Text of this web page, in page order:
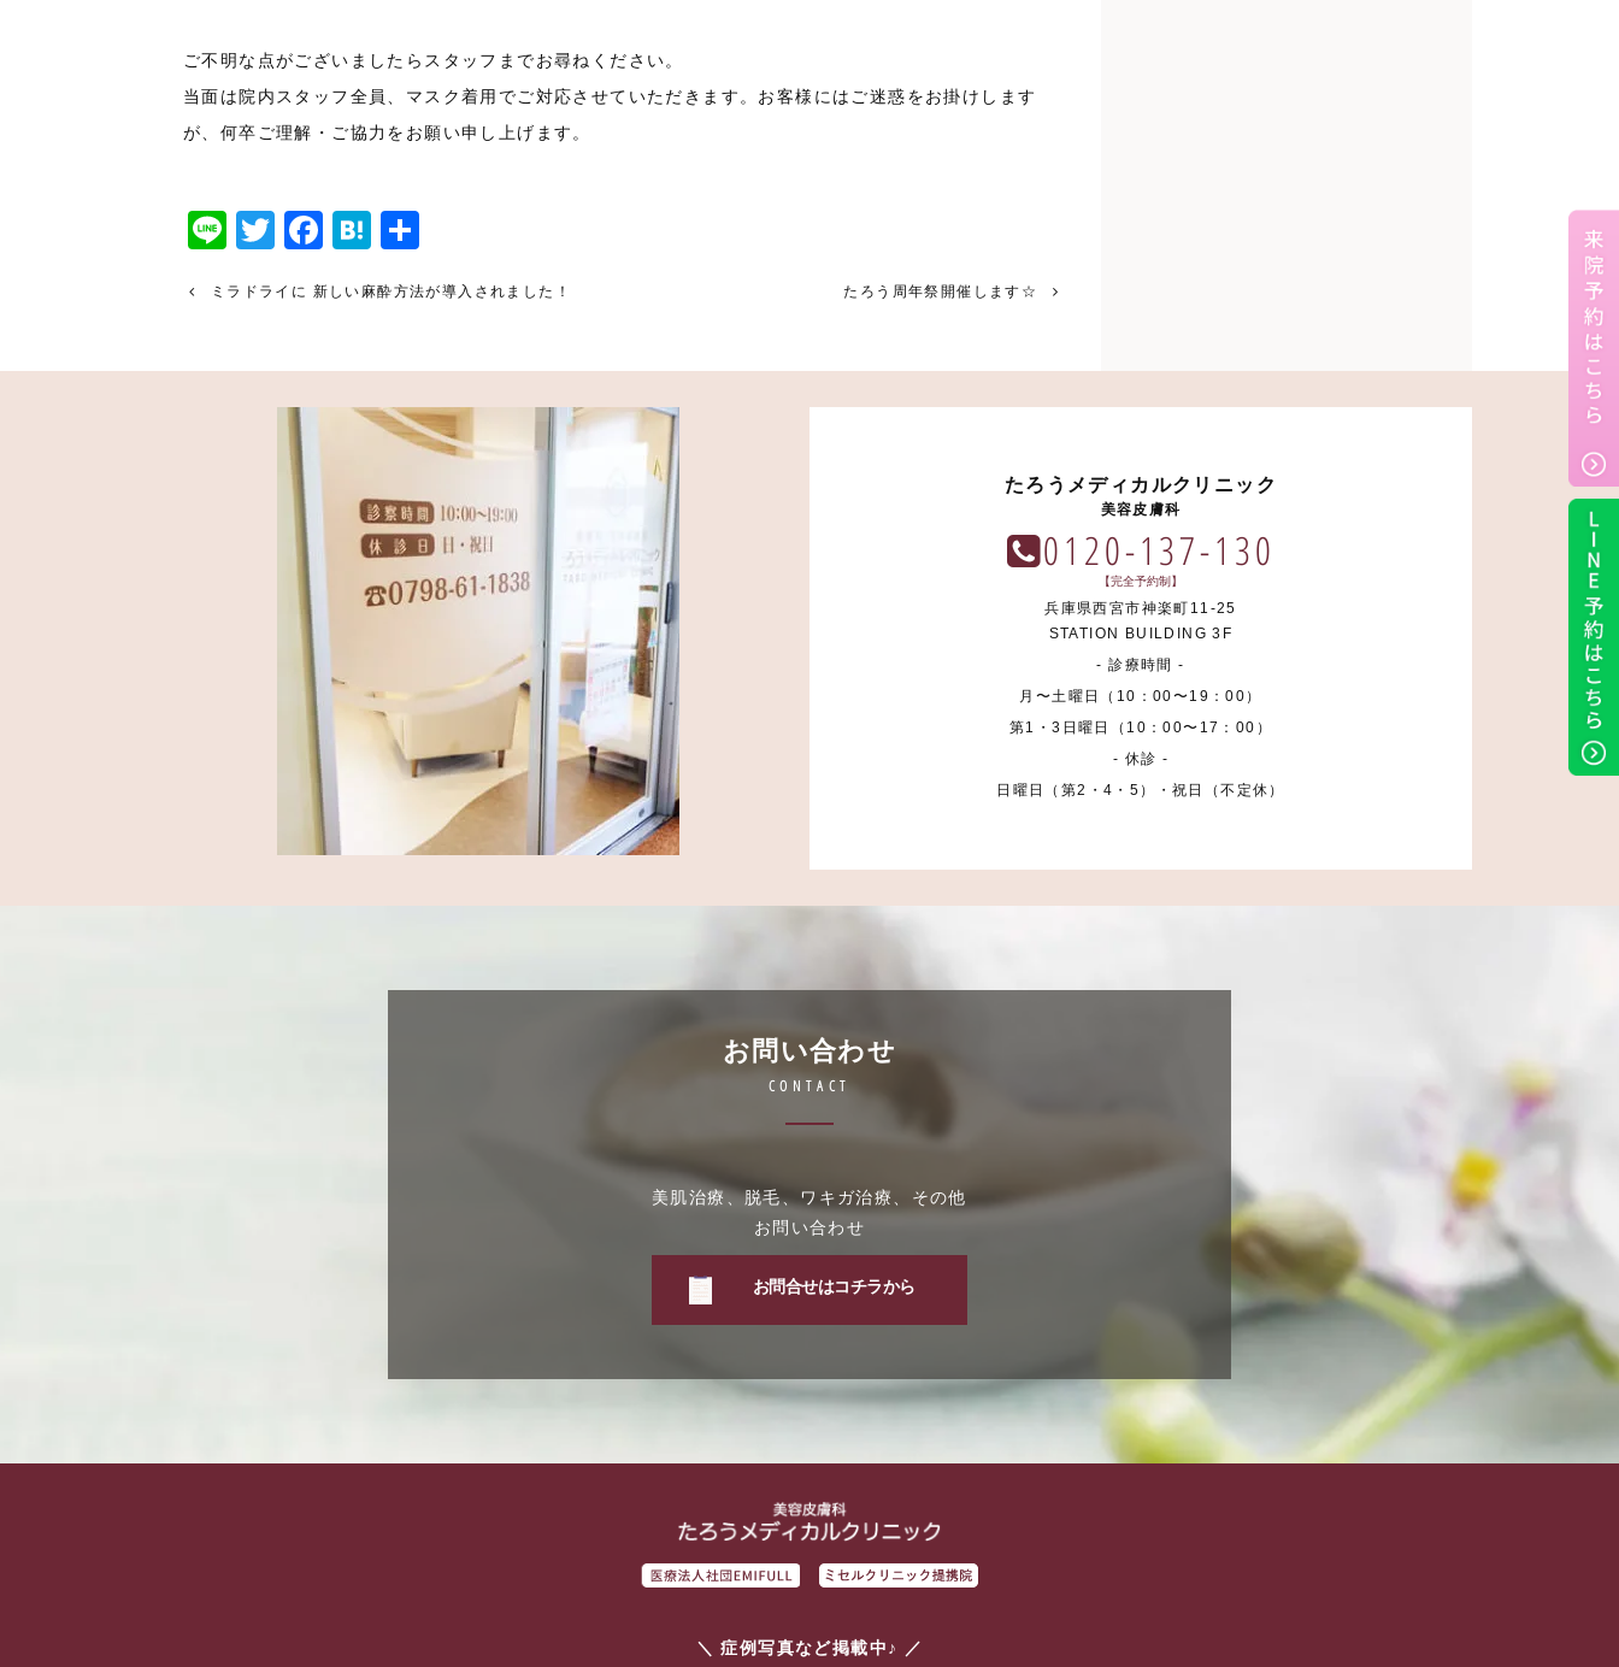
ご不明な点がございましたらスタッフまでお尋ねください。
当面は院内スタッフ全員、マスク着用でご対応させていただきます。お客様にはご迷惑をお掛けします
が、何卒ご理解・ご協力をお願い申し上げます。
LineTwitter
Facebook
Hatena
ミラドライに 新しい麻酔方法が導入されました！ たろう周年祭開催します☆
たろうメディカルクリニック
美容皮膚科
0120-137-130
【完全予約制】
兵庫県西宮市神楽町11-25
STATION BUILDING 3F
- 診療時間 -
月〜土曜日（10：00〜19：00）
第1・3日曜日（10：00〜17：00）
- 休診 -
日曜日（第2・4・5）・祝日（不定休）
お問い合わせ
CONTACT
美肌治療、脱毛、ワキガ治療、その他
お問い合わせ
お問合せはコチラから
＼ 症例写真など掲載中♪ ／